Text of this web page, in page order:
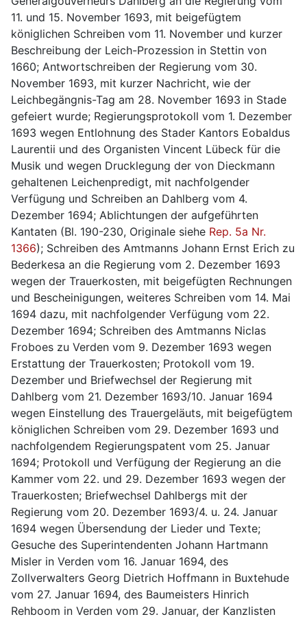
11. und 15. November 1693, mit beigefügtem
königlichen Schreiben vom 11. November und kurzer
Beschreibung der Leich-Prozession in Stettin von
1660; Antwortschreiben der Regierung vom 30.
November 1693, mit kurzer Nachricht, wie der
Leichbegängnis-Tag am 28. November 1693 in Stade
gefeiert wurde; Regierungsprotokoll vom 1. Dezember
1693 wegen Entlohnung des Stader Kantors Eobaldus
Laurentii und des Organisten Vincent Lübeck für die
Musik und wegen Drucklegung der von Dieckmann
gehaltenen Leichenpredigt, mit nachfolgender
Verfügung und Schreiben an Dahlberg vom 4.
Dezember 1694; Ablichtungen der aufgeführten
Kantaten (Bl. 190-230, Originale siehe Rep. 5a Nr.
1366); Schreiben des Amtmanns Johann Ernst Erich zu
Bederkesa an die Regierung vom 2. Dezember 1693
wegen der Trauerkosten, mit beigefügten Rechnungen
und Bescheinigungen, weiteres Schreiben vom 14. Mai
1694 dazu, mit nachfolgender Verfügung vom 22.
Dezember 1694; Schreiben des Amtmanns Niclas
Froboes zu Verden vom 9. Dezember 1693 wegen
Erstattung der Trauerkosten; Protokoll vom 19.
Dezember und Briefwechsel der Regierung mit
Dahlberg vom 21. Dezember 1693/10. Januar 1694
wegen Einstellung des Trauergeläuts, mit beigefügtem
königlichen Schreiben vom 29. Dezember 1693 und
nachfolgendem Regierungspatent vom 25. Januar
1694; Protokoll und Verfügung der Regierung an die
Kammer vom 22. und 29. Dezember 1693 wegen der
Trauerkosten; Briefwechsel Dahlbergs mit der
Regierung vom 20. Dezember 1693/4. u. 24. Januar
1694 wegen Übersendung der Lieder und Texte;
Gesuche des Superintendenten Johann Hartmann
Misler in Verden vom 16. Januar 1694, des
Zollverwalters Georg Dietrich Hoffmann in Buxtehude
vom 27. Januar 1694, des Baumeisters Hinrich
Rehboom in Verden vom 29. Januar, der Kanzlisten